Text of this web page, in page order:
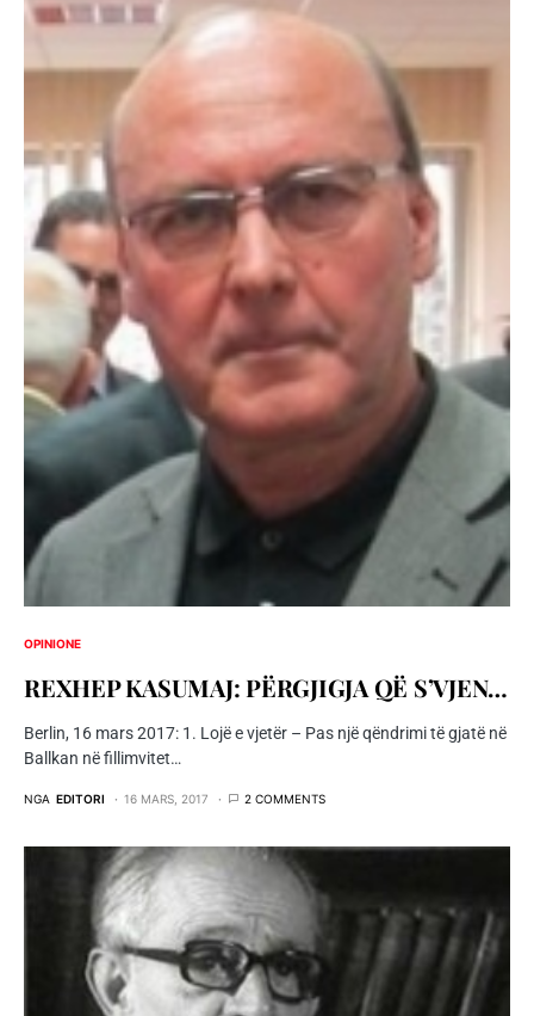
OPINIONE
REXHEP KASUMAJ: PËRGJIGJA QË S’VJEN…
Berlin, 16 mars 2017: 1. Lojë e vjetër – Pas një qëndrimi të gjatë në
Ballkan në fillimvitet…
NGA EDITORI 16 MARS, 2017 2 COMMENTS